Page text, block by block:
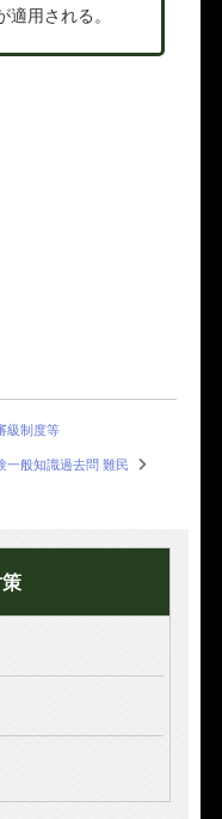
用される。
級制度等
一般知識過去問 難民